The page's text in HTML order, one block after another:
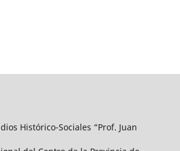
Histórico-Sociales “Prof. Juan